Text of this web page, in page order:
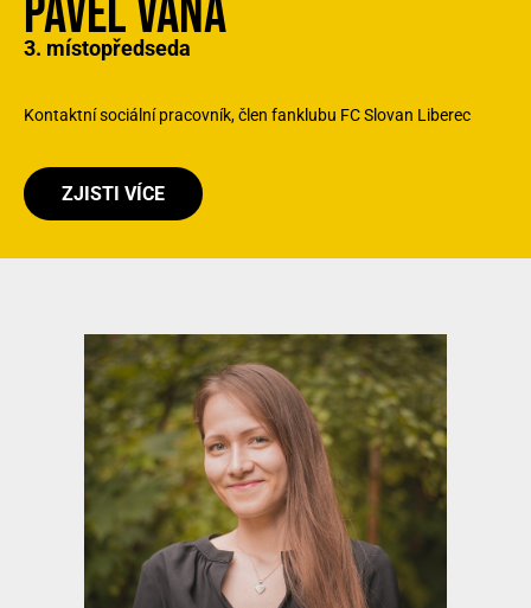
PAVEL VÁŇA
3. místopředseda
Kontaktní sociální pracovník, člen fanklubu FC Slovan Liberec
ZJISTI VÍCE